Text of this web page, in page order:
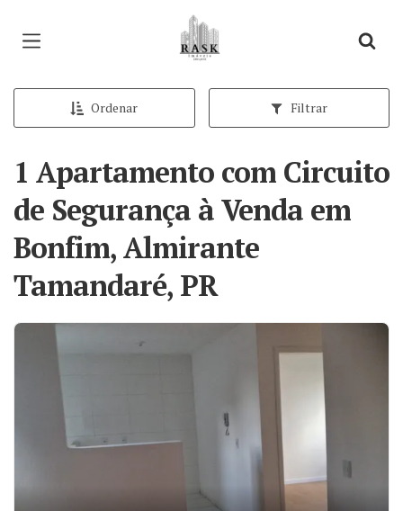
Página inicial
Ordenar Filtrar
1 Apartamento com Circuito
de Segurança à Venda em
Bonfim, Almirante
Tamandaré, PR